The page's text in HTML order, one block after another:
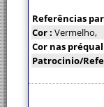
Referências
Cor : Vermelho,
Cor nas
Patrocinio/